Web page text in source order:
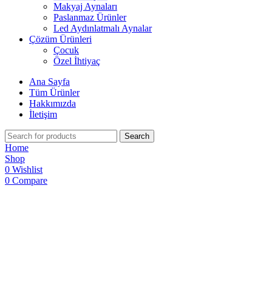
Makyaj Aynaları
Paslanmaz Ürünler
Led Aydınlatmalı Aynalar
Çözüm Ürünleri
Çocuk
Özel İhtiyaç
Ana Sayfa
Tüm Ürünler
Hakkımızda
İletişim
Search
Home
Shop
0 Wishlist
0 Compare